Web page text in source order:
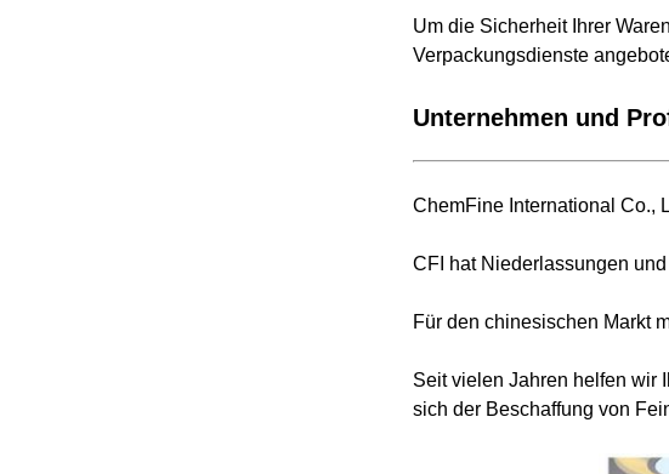
Um die Sicherheit Ihrer
Verpackungsdienste
Unternehmen und
ChemFine International Co.,
CFI hat Niederlassungen
Für den chinesischen Markt
Seit vielen Jahren helfen wir
sich der Beschaffung von